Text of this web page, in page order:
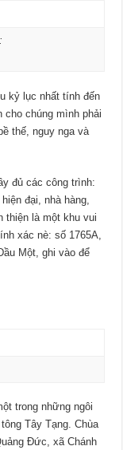
kỷ lục nhất tính đến
cho chúng mình phải
thế, nguy nga và
đủ các công trình:
đại, nhà hàng,
thiện là một khu vui
xác nè: số 1765A,
Một, ghi vào để
trong những ngôi
Tây Tạng. Chùa
Đức, xã Chánh